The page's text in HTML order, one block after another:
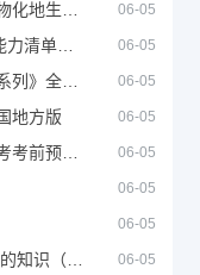
06-05
06-05
06-05
地方版 06-05
06-05
06-05
06-05
06-05